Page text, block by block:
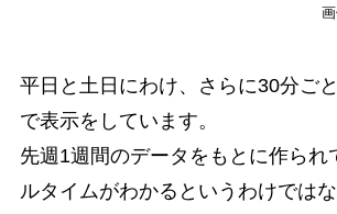
平日と土日にわけ、さらに30分ご
で表示をしています。
先週1週間のデータをもとに作られ
ルタイムがわかるというわけではな